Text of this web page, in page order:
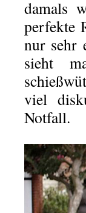
damals
perfekte
nur sehr
sieht
viel
Notfall.